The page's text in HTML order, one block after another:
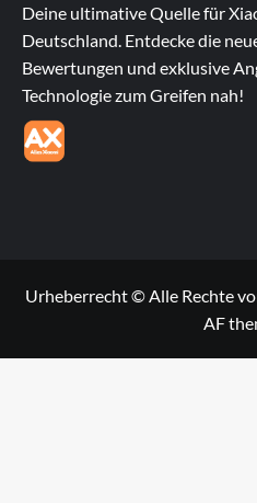
Deine ultimative Quelle für
Deutschland. Entdecke die
Bewertungen und exklusive
Technologie zum Greifen nah!
Urheberrecht © Alle Rechte
AF